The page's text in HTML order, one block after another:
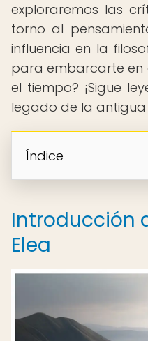
exploraremos las
torno al
influencia en la
para embarcarte en
el tiempo? ¡Sigue
legado de la antigua
Índice
Introducción
Elea